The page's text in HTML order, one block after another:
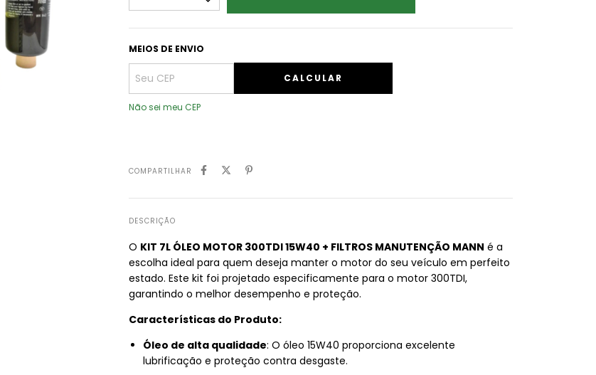
MEIOS DE ENVIO
CALCULAR
Não sei meu CEP
COMPARTILHAR
DESCRIÇÃO
O KIT 7L ÓLEO MOTOR 300TDI 15W40 + FILTROS MANUTENÇÃO MANN é a
escolha ideal para quem deseja manter o motor do seu veículo em perfeito
estado. Este kit foi projetado especificamente para o motor 300TDI,
garantindo o melhor desempenho e proteção.
Características do Produto:
Óleo de alta qualidade: O óleo 15W40 proporciona excelente
lubrificação e proteção contra desgaste.